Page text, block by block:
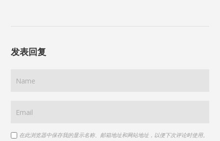
发表回复
在此浏览器中保存我的显示名称、邮箱地址和网站地址，以便下次评论时使用。